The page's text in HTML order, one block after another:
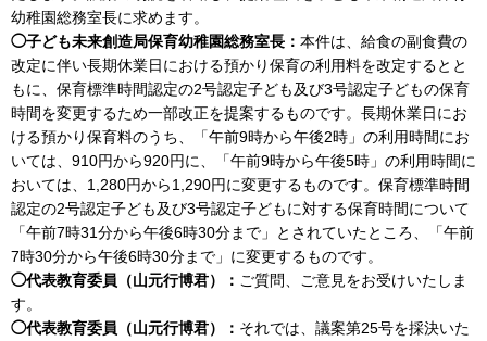
幼稚園総務室長に求めます。
◯子ども未来創造局保育幼稚園総務室長： 本件は、給食の副食費の
改定に伴い長期休業日における預かり保育の利用料を改定するとと
もに、保育標準時間認定の2号認定子ども及び3号認定子どもの保育
時間を変更するため一部改正を提案するものです。長期休業日にお
ける預かり保育料のうち、「午前9時から午後2時」の利用時間にお
いては、910円から920円に、「午前9時から午後5時」の利用時間に
おいては、1,280円から1,290円に変更するものです。保育標準時間
認定の2号認定子ども及び3号認定子どもに対する保育時間について
「午前7時31分から午後6時30分まで」とされていたところ、「午前
7時30分から午後6時30分まで」に変更するものです。
◯代表教育委員（山元行博君）： ご質問、ご意見をお受けいたしま
す。
◯代表教育委員（山元行博君）： それでは、議案第25号を採決いた